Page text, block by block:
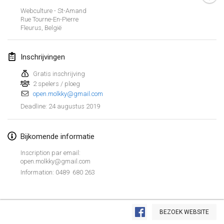
Weergave lijst
Webculture - St-Amand
Rue Tourne-En-Pierre
Fleurus België
Inschrijvingen
Gratis inschrijving
2 spelers / ploeg
open.molkky@gmail.com
Deadline: 24 augustus 2019
Bijkomende informatie
Inscription par email:
open.molkky@gmail.com
Information: 0489 680 263
BEZOEK WEBSITE
februari 2019
2 feb. 2019
Lumi Mölkky
9 feb. 2019|Finland
9 feb. 2019|Frankrijk
OTH
16 feb. 2019 |Finland